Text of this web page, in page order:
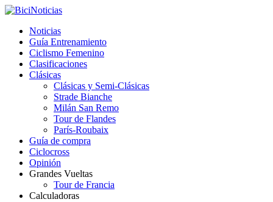
Noticias
Guía Entrenamiento
Ciclismo Femenino
Clasificaciones
Clásicas
Clásicas y Semi-Clásicas
Strade Bianche
Milán San Remo
Tour de Flandes
París-Roubaix
Guía de compra
Ciclocross
Opinión
Grandes Vueltas
Tour de Francia
Calculadoras